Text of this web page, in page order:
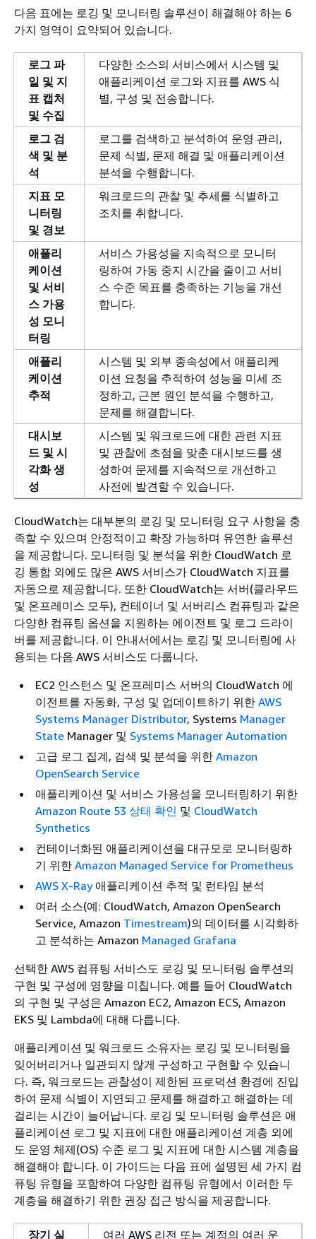
다음 표에는 로깅 및 모니터링 솔루션이 해결해야 하는 6
가지 영역이 요약되어 있습니다.
로그 파
일 및 지
표 캡처
및 수집
다양한 소스의 서비스에서 시스템 및
애플리케이션 로그와 지표를 AWS 식
별, 구성 및 전송합니다.
로그 검
색 및 분
석
로그를 검색하고 분석하여 운영 관리,
문제 식별, 문제 해결 및 애플리케이션
분석을 수행합니다.
지표 모
니터링
및 경보
워크로드의 관찰 및 추세를 식별하고
조치를 취합니다.
애플리
케이션
및 서비
스 가용
성 모니
터링
서비스 가용성을 지속적으로 모니터
링하여 가동 중지 시간을 줄이고 서비
스 수준 목표를 충족하는 기능을 개선
합니다.
애플리
케이션
추적
시스템 및 외부 종속성에서 애플리케
이션 요청을 추적하여 성능을 미세 조
정하고, 근본 원인 분석을 수행하고,
문제를 해결합니다.
대시보
드 및 시
각화 생
성
시스템 및 워크로드에 대한 관련 지표
및 관찰에 초점을 맞춘 대시보드를 생
성하여 문제를 지속적으로 개선하고
사전에 발견할 수 있습니다.
CloudWatch는 대부분의 로깅 및 모니터링 요구 사항을 충
족할 수 있으며 안정적이고 확장 가능하며 유연한 솔루션
을 제공합니다. 모니터링 및 분석을 위한 CloudWatch 로
깅 통합 외에도 많은 AWS 서비스가 CloudWatch 지표를
자동으로 제공합니다. 또한 CloudWatch는 서버(클라우드
및 온프레미스 모두), 컨테이너 및 서버리스 컴퓨팅과 같은
다양한 컴퓨팅 옵션을 지원하는 에이전트 및 로그 드라이
버를 제공합니다. 이 안내서에서는 로깅 및 모니터링에 사
용되는 다음 AWS 서비스도 다룹니다.
EC2 인스턴스 및 온프레미스 서버의 CloudWatch 에
이전트를 자동화, 구성 및 업데이트하기 위한 AWS
Systems Manager Distributor, Systems Manager
State Manager 및 Systems Manager Automation
고급 로그 집계, 검색 및 분석을 위한 Amazon
OpenSearch Service
애플리케이션 및 서비스 가용성을 모니터링하기 위한
Amazon Route 53 상태 확인 및 CloudWatch
Synthetics
컨테이너화된 애플리케이션을 대규모로 모니터링하
기 위한 Amazon Managed Service for Prometheus
AWS X-Ray애플리케이션 추적 및 런타임 분석
여러 소스(예: CloudWatch, Amazon OpenSearch
Service, Amazon Timestream)의 데이터를 시각화하
고 분석하는 Amazon Managed Grafana
선택한 AWS 컴퓨팅 서비스도 로깅 및 모니터링 솔루션의
구현 및 구성에 영향을 미칩니다. 예를 들어 CloudWatch
의 구현 및 구성은 Amazon EC2, Amazon ECS, Amazon
EKS 및 Lambda에 대해 다릅니다.
애플리케이션 및 워크로드 소유자는 로깅 및 모니터링을
잊어버리거나 일관되지 않게 구성하고 구현할 수 있습니
다. 즉, 워크로드는 관찰성이 제한된 프로덕션 환경에 진입
하여 문제 식별이 지연되고 문제를 해결하고 해결하는 데
걸리는 시간이 늘어납니다. 로깅 및 모니터링 솔루션은 애
플리케이션 로그 및 지표에 대한 애플리케이션 계층 외에
도 운영 체제(OS) 수준 로그 및 지표에 대한 시스템 계층을
해결해야 합니다. 이 가이드는 다음 표에 설명된 세 가지 컴
퓨팅 유형을 포함하여 다양한 컴퓨팅 유형에서 이러한 두
계층을 해결하기 위한 권장 접근 방식을 제공합니다.
장기 실 여러 AWS 리전 또는 계정의 여러 운